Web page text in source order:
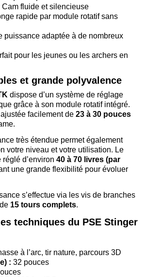
fluide et silencieuse
rapide par module rotatif sans
puissance adaptée à de nombreux
pour les jeunes ou les archers en
et grande polyvalence
dispose d’un système de réglage
grâce à son module rotatif intégré.
facilement de 23 à 30 pouces
très étendue permet également
votre niveau et votre utilisation. Le
d’environ 40 à 70 livres (par
une grande flexibilité pour évoluer
s’effectue via les vis de branches
15 tours complets.
techniques du PSE Stinger
à l’arc, tir nature, parcours 3D
: 32 pouces